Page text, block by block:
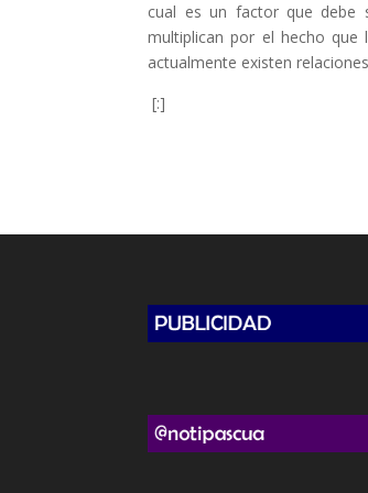
cual es un factor que
multiplican por el hecho que
actualmente existen
[:]